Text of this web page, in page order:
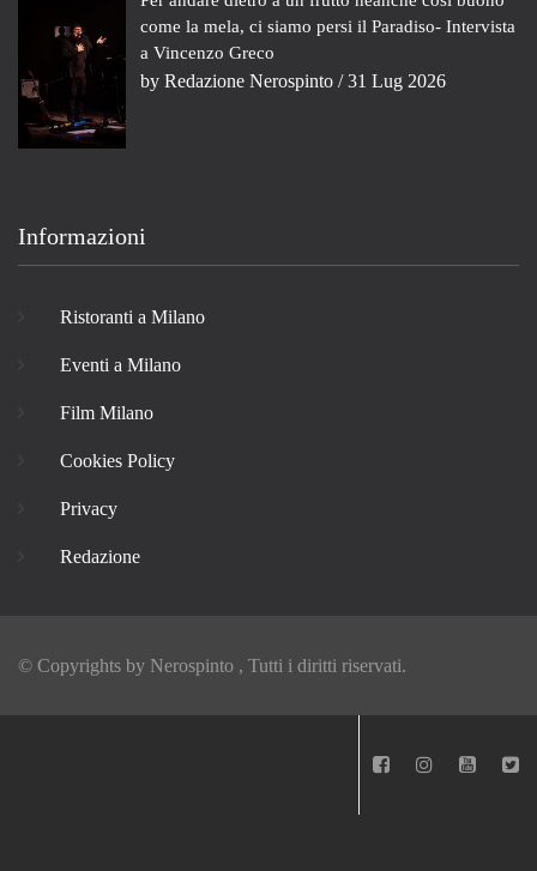
come la mela, ci siamo persi il Paradiso- Intervista
a Vincenzo Greco
by Redazione Nerospinto / 31 Lug 2026
Informazioni
Ristoranti a Milano
Eventi a Milano
Film Milano
Cookies Policy
Privacy
Redazione
© Copyrights by Nerospinto , Tutti i diritti riservati.